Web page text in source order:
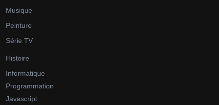
Musique
Peinture
Série TV
Histoire
Informatique
Programmation
Javascript